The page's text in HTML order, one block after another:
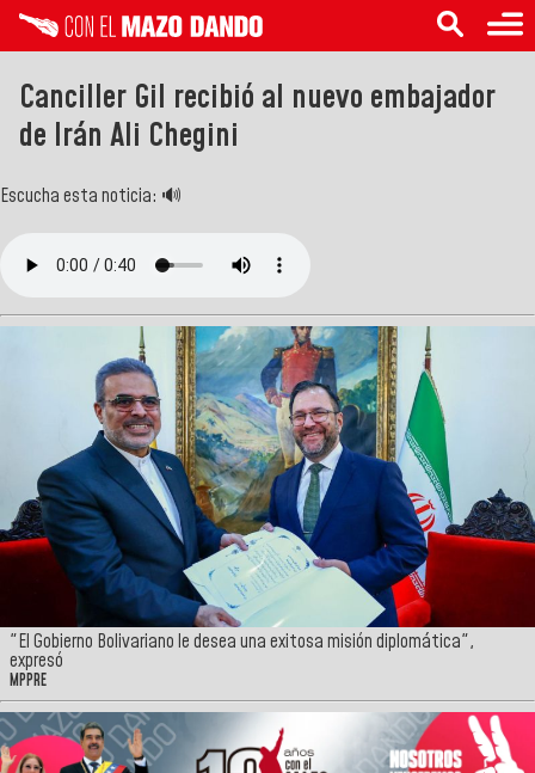
Canciller Gil recibió al nuevo embajador
de Irán Ali Chegini
Escucha esta noticia: 🔊
"El Gobierno Bolivariano le desea una exitosa misión diplomática",
expresó
MPPRE